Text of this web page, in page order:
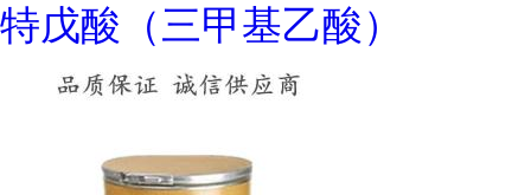
特戊酸（三甲基乙酸）